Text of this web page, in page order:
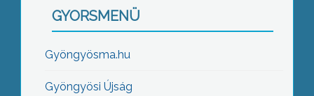
GYORSMENÜ
Gyöngyösma.hu
Gyöngyösi Újság